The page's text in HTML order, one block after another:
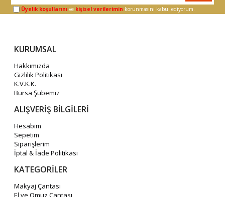
Üyelik koşullarını ve kişisel verilerimin korunmasını kabul ediyorum.
KURUMSAL
Hakkımızda
Gizlilik Politikası
K.V.K.K.
Bursa Şubemiz
ALIŞVERİŞ BİLGİLERİ
Hesabım
Sepetim
Siparişlerim
İptal & İade Politikası
KATEGORİLER
Makyaj Çantası
El ve Omuz Çantası